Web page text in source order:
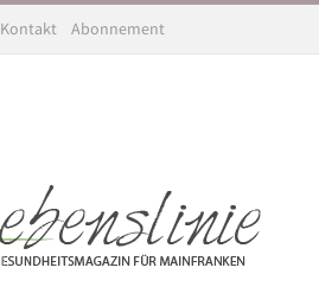
Kontakt Abonnement